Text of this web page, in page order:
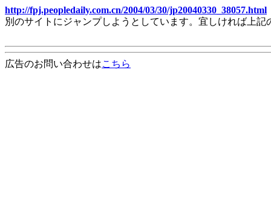
http://fpj.peopledaily.com.cn/2004/03/30/jp20040330_38057.html
別のサイトにジャンプしようとしています。宜しければ上
広告のお問い合わせはこちら